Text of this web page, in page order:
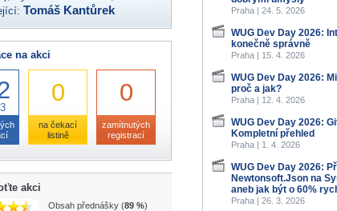
Tomáš Kantůrek
na akci
0
na čekací
listině
0
zamítnutých
registrací
akci
Obsah přednášky (89 %)
Praha | 24. 5. 2026
WUG Dev Day 2026:
konečně správně
Praha | 15. 4. 2026
WUG Dev Day 2026:
proč a jak?
Praha | 12. 4. 2026
WUG Dev Day 2026:
Kompletní přehled
Praha | 1. 4. 2026
WUG Dev Day 2026:
Newtonsoft.Json na
aneb jak být o 60%
Praha | 26. 3. 2026